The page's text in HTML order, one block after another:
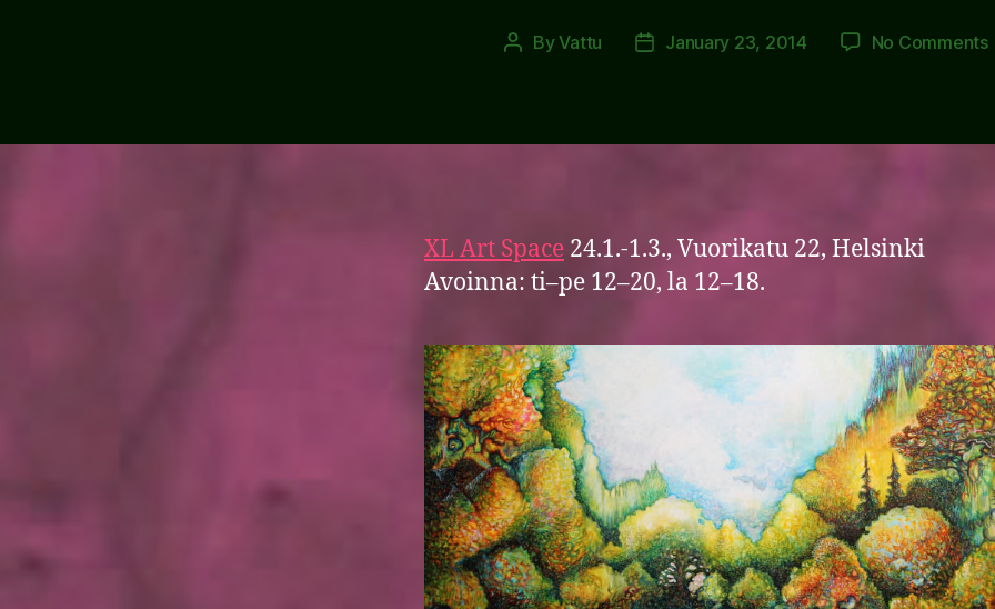
PostByVattu
PostJanuary 23, 2014 No Comments
XL Art Space 24.1.-1.3., Vuorikatu 22, Helsinki
Avoinna: ti–pe 12–20, la 12–18.